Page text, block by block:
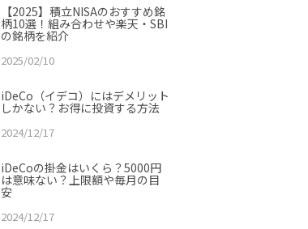
【2025】積立NISAのおすすめ銘
柄10選！組み合わせや楽天・SBI
の銘柄を紹介
2025/02/10
iDeCo（イデコ）にはデメリット
しかない？お得に投資する方法
2024/12/17
iDeCoの掛金はいくら？5000円
は意味ない？上限額や毎月の目
安
2024/12/17